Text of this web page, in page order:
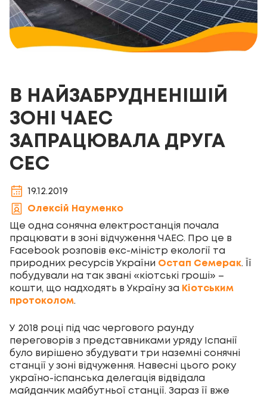
В НАЙЗАБРУДНЕНІШІЙ
ЗОНІ ЧАЕС
ЗАПРАЦЮВАЛА ДРУГА
СЕС
19.12.2019
Олексій Науменко
Ще одна сонячна електростанція почала
працювати в зоні відчуження ЧАЕС. Про це в
Facebook розповів екс-міністр екології та
природних ресурсів України Остап Семерак. Її
побудували на так звані «кіотські гроші» –
кошти, що надходять в Україну за Кіотським
протоколом.
У 2018 році під час чергового раунду
переговорів з представниками уряду Іспанії
було вирішено збудувати три наземні сонячні
станції у зоні відчуження. Навесні цього року
україно-іспанська делегація відвідала
майданчик майбутньої станції. Зараз її вже